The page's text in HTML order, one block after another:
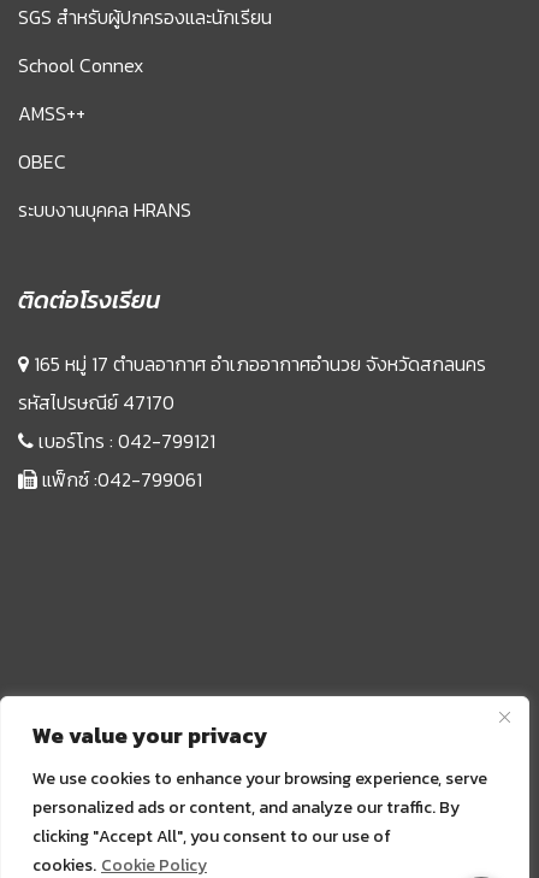
We value your privacy
We use cookies to enhance your browsing experience, serve
personalized ads or content, and analyze our traffic. By
clicking "Accept All", you consent to our use of
cookies. Cookie Policy
SGS สำหรับผู้ปกครองและนักเรียน
School Connex
AMSS++
OBEC
ระบบงานบุคคล HRANS
ติดต่อโรงเรียน
165 หมู่ 17 ตำบลอากาศ อำเภออากาศอำนวย จังหวัดสกลนคร
รหัสไปรษณีย์ 47170
เบอร์โทร : 042-799121
แฟ็กซ์ :042-799061